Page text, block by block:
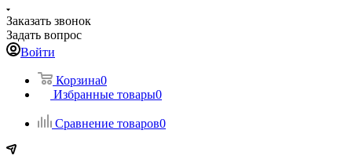
Заказать звонок
Задать вопрос
Войти
Корзина0
Избранные товары0
Сравнение товаров0